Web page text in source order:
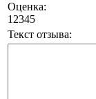
Оценка:
1 2345
Текст отзыва: